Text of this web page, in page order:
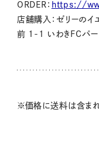
ORDER： https://
店舗購入：ゼリーの
前 1-1 いわきFCパー
※価格に送料は含ま